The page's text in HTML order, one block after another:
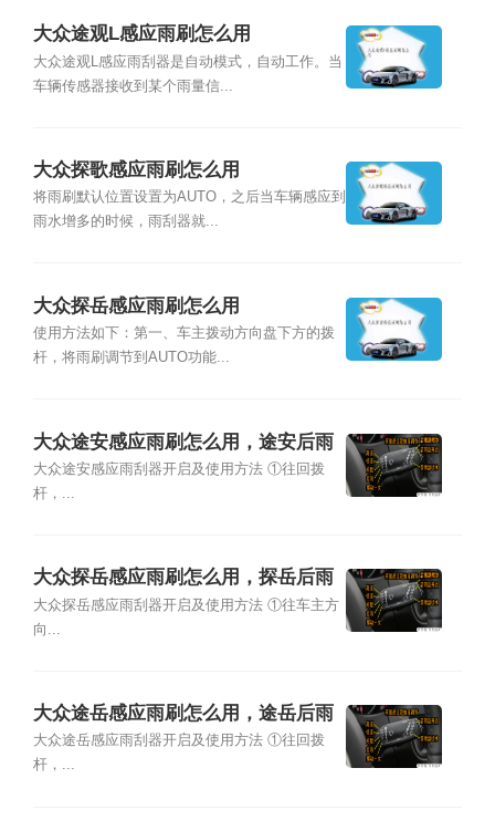
大众途观L感应雨刷怎么用
大众途观L感应雨刮器是自动模式，自动工作。当
车辆传感器接收到某个雨量信...
大众探歌感应雨刷怎么用
将雨刷默认位置设置为AUTO，之后当车辆感应到
雨水增多的时候，雨刮器就...
大众探岳感应雨刷怎么用
使用方法如下：第一、车主拨动方向盘下方的拨
杆，将雨刷调节到AUTO功能...
大众途安感应雨刷怎么用，途安后雨
刮怎么开启
大众途安感应雨刮器开启及使用方法 ①往回拨
杆，...
大众探岳感应雨刷怎么用，探岳后雨
刮怎么开启
大众探岳感应雨刮器开启及使用方法 ①往车主方
向...
大众途岳感应雨刷怎么用，途岳后雨
刮怎么开启
大众途岳感应雨刮器开启及使用方法 ①往回拨
杆，...